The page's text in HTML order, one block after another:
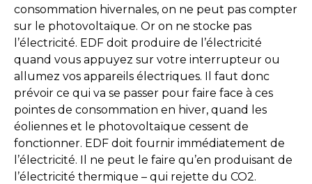
consommation hivernales, on ne peut pas compter
sur le photovoltaïque. Or on ne stocke pas
l’électricité. EDF doit produire de l’électricité
quand vous appuyez sur votre interrupteur ou
allumez vos appareils électriques. Il faut donc
prévoir ce qui va se passer pour faire face à ces
pointes de consommation en hiver, quand les
éoliennes et le photovoltaïque cessent de
fonctionner. EDF doit fournir immédiatement de
l’électricité. Il ne peut le faire qu’en produisant de
l’électricité thermique – qui rejette du CO2.